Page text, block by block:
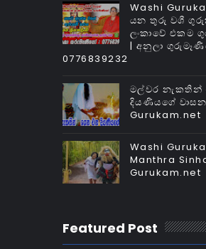
Washi
යන තුරු වශී
ලංකාවේ එකම
| අනුලා
0776839232
මල්වර නැකතින්
දියණියගේ
Gurukam.net
Washi
Manthra
Gurukam.net
Featured Post